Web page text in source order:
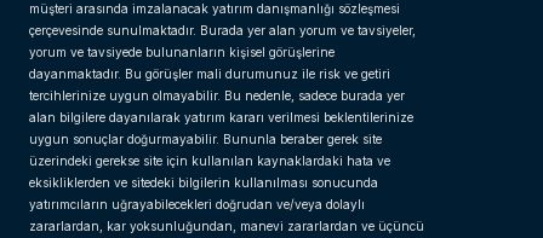
müşteri arasında imzalanacak yatırım danışmanlığı sözleşmesi
çerçevesinde sunulmaktadır. Burada yer alan yorum ve tavsiyeler,
yorum ve tavsiyede bulunanların kişisel görüşlerine
dayanmaktadır. Bu görüşler mali durumunuz ile risk ve getiri
tercihlerinize uygun olmayabilir. Bu nedenle, sadece burada yer
alan bilgilere dayanılarak yatırım kararı verilmesi beklentilerinize
uygun sonuçlar doğurmayabilir. Bununla beraber gerek site
üzerindeki gerekse site için kullanılan kaynaklardaki hata ve
eksikliklerden ve sitedeki bilgilerin kullanılması sonucunda
yatırımcıların uğrayabilecekleri doğrudan ve/veya dolaylı
zararlardan, kar yoksunluğundan, manevi zararlardan ve üçüncü